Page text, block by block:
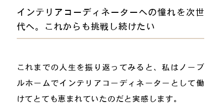
インテリアコーディネーターへの憧れを次世
代へ。これからも挑戦し続けたい
これまでの人生を振り返ってみると、私はノーブ
ルホームでインテリアコーディネーターとして働
けてとても恵まれていたのだと実感します。